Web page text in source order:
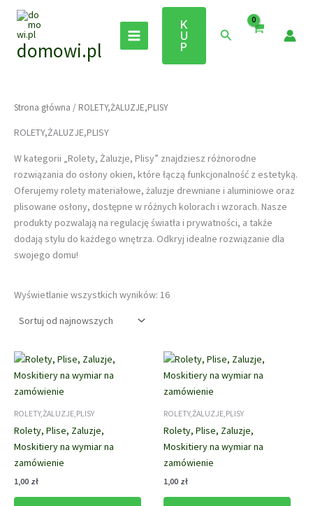
Przejdź
treścidomowi.pl
K
U
P
Szukaj
Strona główna / ROLETY,ŻALUZJE,PLISY
ROLETY,ŻALUZJE,PLISY
W kategorii „Rolety, Żaluzje, Plisy” znajdziesz różnorodne
rozwiązania do osłony okien, które łączą funkcjonalność z estetyką.
Oferujemy rolety materiałowe, żaluzje drewniane i aluminiowe oraz
plisowane osłony, dostępne w różnych kolorach i wzorach. Nasze
produkty pozwalają na regulację światła i prywatności, a także
dodają stylu do każdego wnętrza. Odkryj idealne rozwiązanie dla
swojego domu!
Wyświetlanie wszystkich wyników: 16Posortowane
ROLETY,ŻALUZJE,PLISY
Rolety, Plise, Zaluzje,
Moskitiery na wymiar na
zamówienie
1,00 zł
Ten
ROLETY,ŻALUZJE,PLISY
Rolety, Plise, Zaluzje,
Moskitiery na wymiar na
zamówienie
1,00 zł
Ten